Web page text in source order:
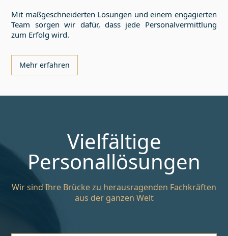
Mit maßgeschneiderten Lösungen und einem engagierten
Team sorgen wir dafür, dass jede Personalvermittlung
zum Erfolg wird.
Mehr erfahren
Vielfältige
Personallösungen
Wir sind Ihre Brücke zu herausragenden Fachkräften
aus der ganzen Welt